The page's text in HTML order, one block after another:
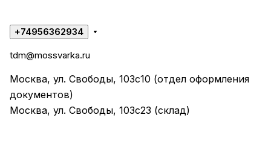
+74956362934
tdm@mossvarka.ru
Москва, ул. Свободы, 103с10 (отдел оформления
документов)
Москва, ул. Свободы, 103с23 (склад)